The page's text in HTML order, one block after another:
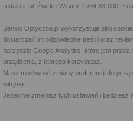
redakcji: ul. Żwirki i Wigury 11/34 83-000
Serwis Optyczne.pl wykorzystuje pliki
dostarczać im odpowiednie treści oraz
narzędzie Google Analytics, które jest
urządzenia, z którego korzystasz.
Masz możliwość zmiany preferencji
witrynę.
Jeżeli nie zmienisz tych ustawień i